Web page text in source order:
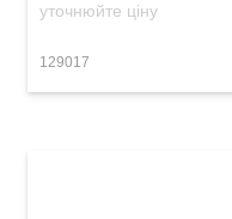
уточнюйте ціну
129017